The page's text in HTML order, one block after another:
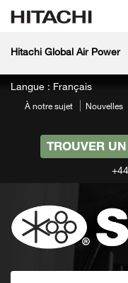
Hitachi Global Air Power
Langue : Français
À notre sujet Nouvelles
TROUVER